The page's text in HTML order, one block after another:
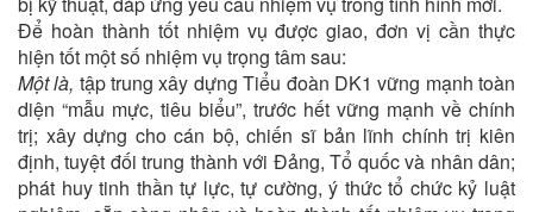
Để hoàn thành tốt nhiệm vụ được giao, đơn vị cần thực
hiện tốt một số nhiệm vụ trọng tâm sau:
Một là, tập trung xây dựng Tiểu đoàn DK1 vững mạnh toàn
diện “mẫu mực, tiêu biểu”, trước hết vững mạnh về chính
trị; xây dựng cho cán bộ, chiến sĩ bản lĩnh chính trị kiên
định, tuyệt đối trung thành với Đảng, Tổ quốc và nhân dân;
phát huy tinh thần tự lực, tự cường, ý thức tổ chức kỷ luật